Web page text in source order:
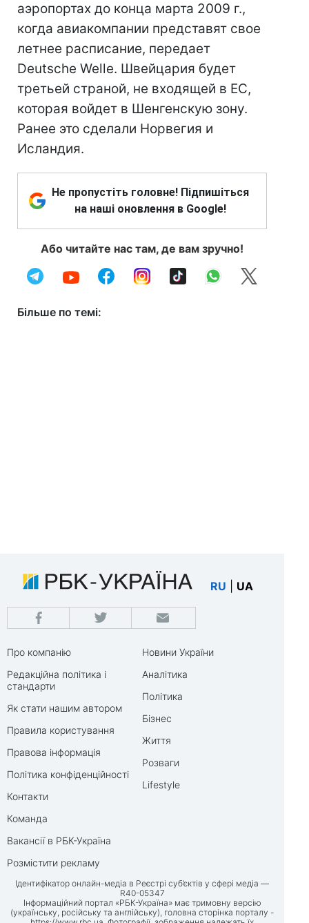
аэропортах до конца марта 2009 г.,
когда авиакомпании представят свое
летнее расписание, передает
Deutsche Welle. Швейцария будет
третьей страной, не входящей в ЕС,
которая войдет в Шенгенскую зону.
Ранее это сделали Норвегия и
Исландия.
Не пропустіть головне! Підпишіться
на наші оновлення в Google!
Або читайте нас там, де вам зручно!
Більше по темі:
RU UA
Про компанію
Редакційна політика і
стандарти
Як стати нашим автором
Правила користування
Правова інформація
Політика конфіденційності
Контакти
Команда
Вакансії в РБК-Україна
Розмістити рекламу
Новини України
Аналітика
Політика
Бізнес
Життя
Розваги
Lifestyle
Ідентифікатор онлайн-медіа в Реєстрі суб’єктів у сфері медіа —
R40-05347
Інформаційний портал «РБК-Україна» має тримовну версію
(українську, російську та англійську), головна сторінка порталу -